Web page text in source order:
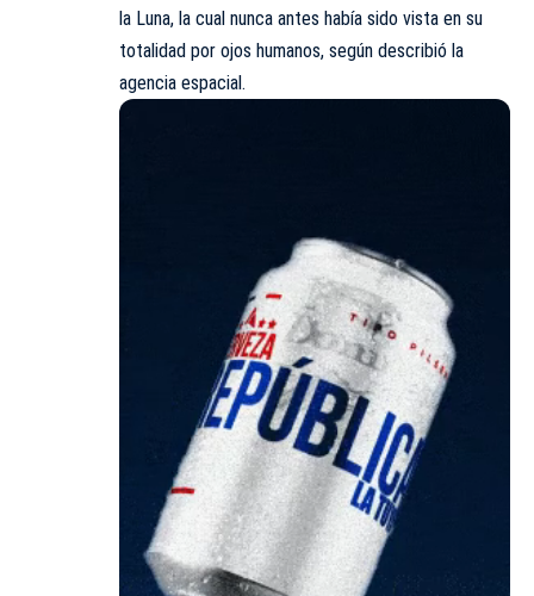
la Luna, la cual nunca antes había sido vista en su
totalidad por ojos humanos, según describió la
agencia espacial.